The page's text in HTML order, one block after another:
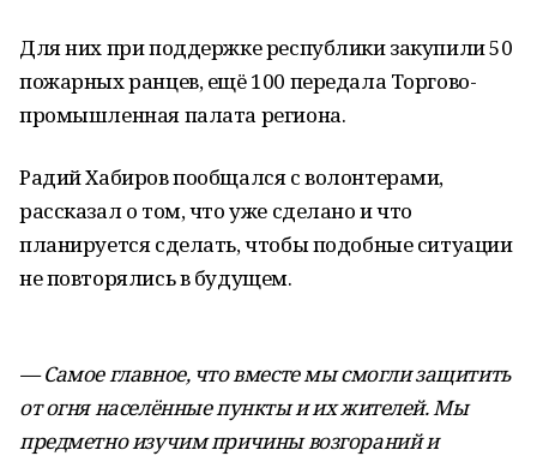
Для них при поддержке республики закупили 50
пожарных ранцев, ещё 100 передала Торгово-
промышленная палата региона.
Радий Хабиров пообщался с волонтерами,
рассказал о том, что уже сделано и что
планируется сделать, чтобы подобные ситуации
не повторялись в будущем.
— Самое главное, что вместе мы смогли защитить
от огня населённые пункты и их жителей. Мы
предметно изучим причины возгораний и